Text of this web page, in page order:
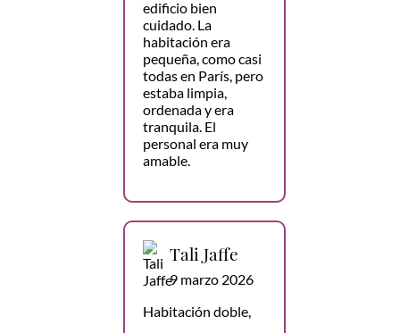
edificio bien
cuidado. La
habitación era
pequeña, como casi
todas en París, pero
estaba limpia,
ordenada y era
tranquila. El
personal era muy
amable.
Tali Jaffe
9 marzo 2026
Habitación doble,